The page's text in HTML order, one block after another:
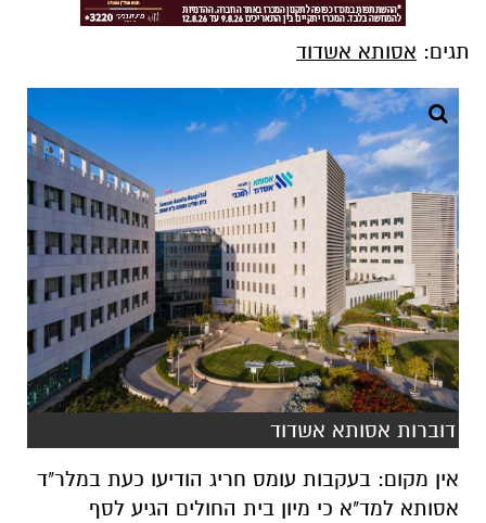
תגים: אסותא אשדוד
דוברות אסותא אשדוד
אין מקום: בעקבות עומס חריג הודיעו כעת במלר"ד
אסותא למד"א כי מיון בית החולים הגיע לסף